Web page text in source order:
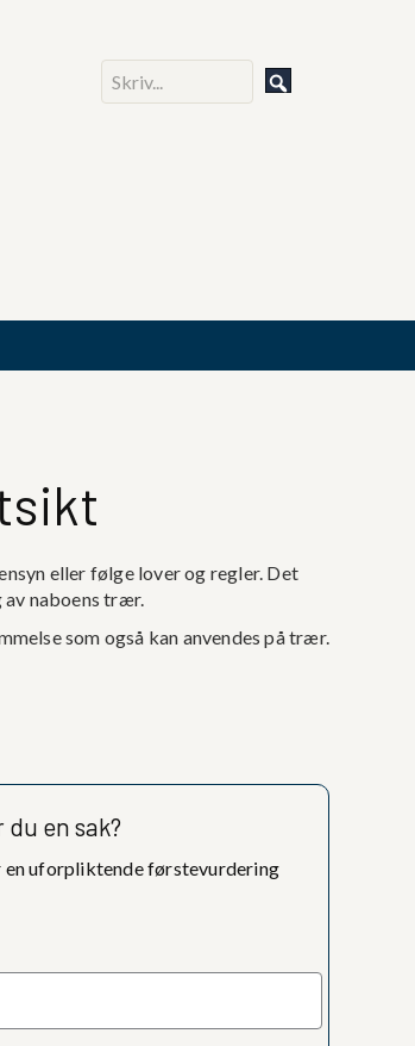
eller følge lover og regler. Det
naboens trær.
som også kan anvendes på trær.
du en sak?
en uforpliktende førstevurdering